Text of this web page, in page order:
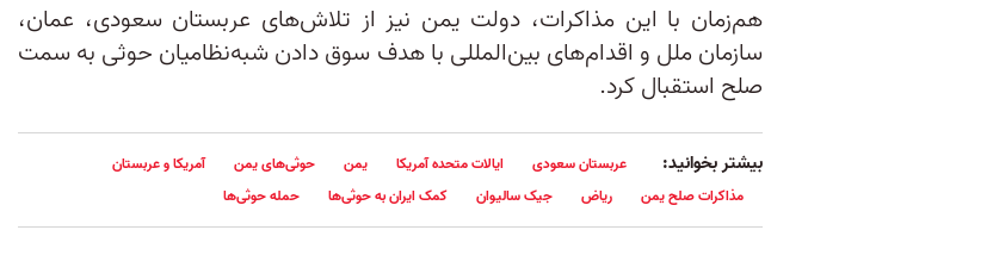
هم‌زمان با این مذاکرات، دولت یمن نیز از تلاش‌های عربستان سعودی، عمان،
سازمان ملل و اقدام‌های بین‌المللی با هدف سوق دادن شبه‌نظامیان حوثی به سمت
صلح استقبال کرد.
بیشتر بخوانید: عربستان سعودی ایالات متحده آمریکا یمن حوثی‌های یمن
آمریکا و عربستان
مذاکرات صلح یمن
ریاض جیک سالیوان کمک ایران به حوثی‌ها حمله حوثی‌ها